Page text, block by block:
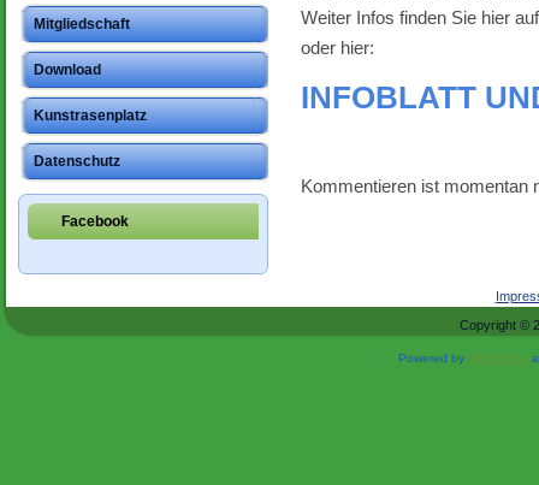
Mitgliedschaft
Download
Kunstrasenplatz
Datenschutz
Facebook
Weiter Infos finden Sie hier
oder hier:
INFOBLATT
Kommentieren ist momentan
Copyright ©
Powered by WordPress